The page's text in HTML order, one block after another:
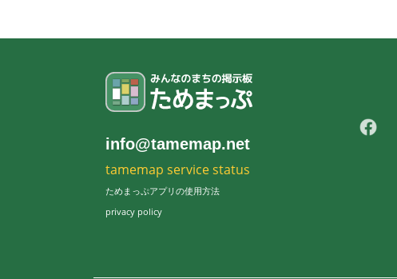
info@tamemap.net
tamemap service status
ためまっぷアプリの使用方法
privacy policy